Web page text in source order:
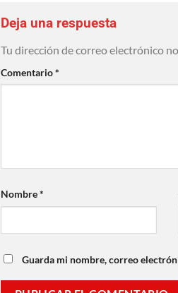
Deja una respuesta
Tu dirección de correo electrónico
Comentario*
Nombre*
Guarda mi nombre, correo